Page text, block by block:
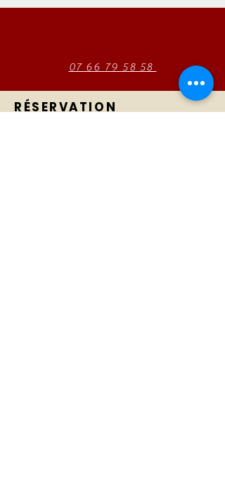
07 66 79 58 58
RÉSERVATION